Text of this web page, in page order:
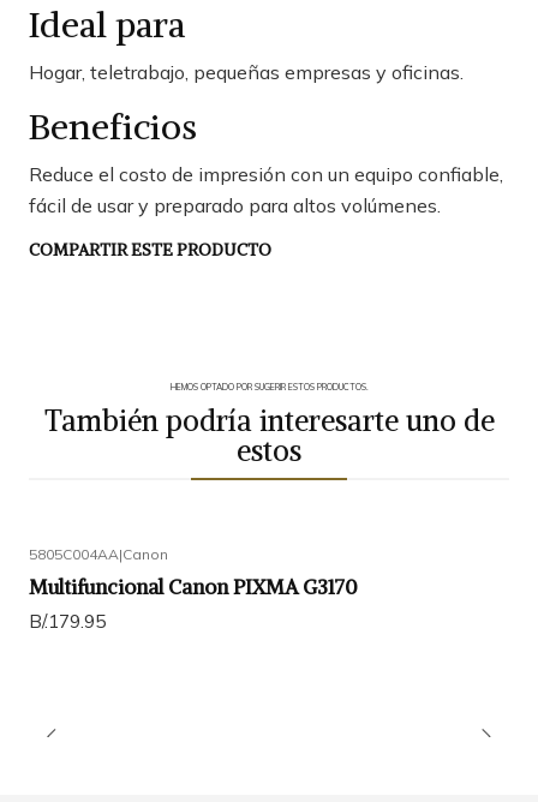
Ideal para
Hogar, teletrabajo, pequeñas empresas y oficinas.
Beneficios
Reduce el costo de impresión con un equipo confiable,
fácil de usar y preparado para altos volúmenes.
COMPARTIR ESTE PRODUCTO
HEMOS OPTADO POR SUGERIR ESTOS PRODUCTOS.
También podría interesarte uno de
estos
5805C004AA|Canon
Multifuncional Canon PIXMA G3170
B/.179.95